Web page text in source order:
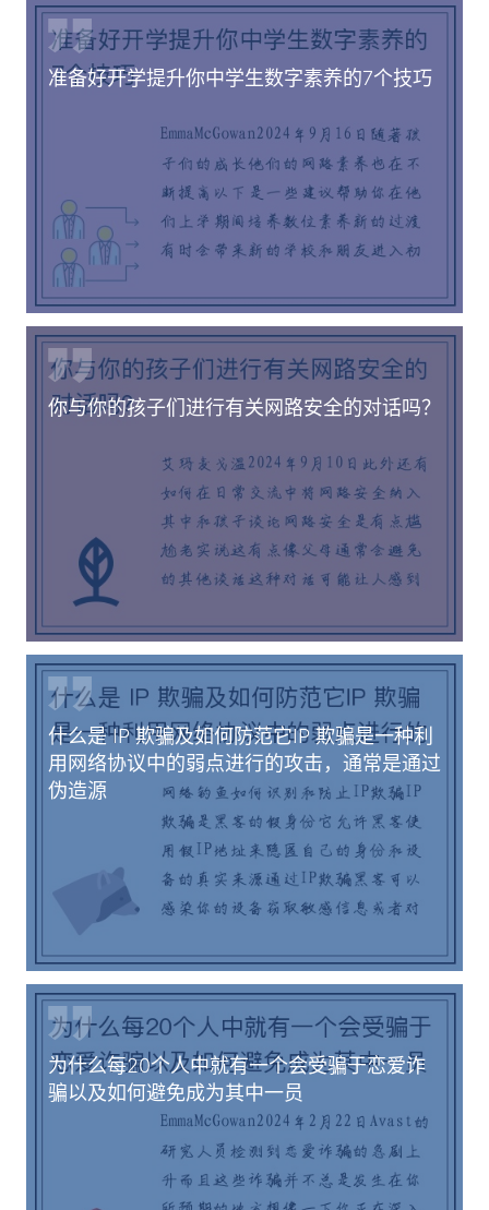
准备好开学提升你中学生数字素养的7个技巧
你与你的孩子们进行有关网路安全的对话吗？
什么是 IP 欺骗及如何防范它IP 欺骗是一种利
用网络协议中的弱点进行的攻击，通常是通过
伪造源
为什么每20个人中就有一个会受骗于恋爱诈
骗以及如何避免成为其中一员